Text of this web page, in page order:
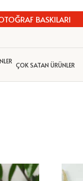
BASKILARI
ÇOK SATAN ÜRÜNLER